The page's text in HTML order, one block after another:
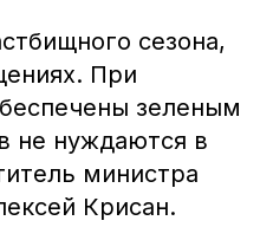
сезона,
При
зеленым
не нуждаются в
министра
Крисан.